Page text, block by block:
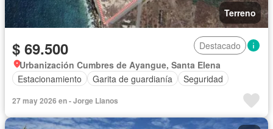
Terreno
$ 69.500
Destacado
Urbanización Cumbres de Ayangue, Santa Elena
Estacionamiento
Garita de guardianía Seguridad
27 may 2026 en - Jorge Llanos